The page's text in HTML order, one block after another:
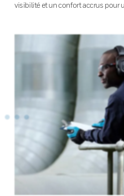
visibilité et un confort accrus pour